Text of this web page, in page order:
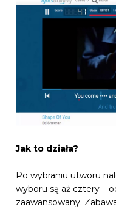
Jak to działa?
Po wybraniu utworu
wyboru są aż cztery –
zaawansowany.